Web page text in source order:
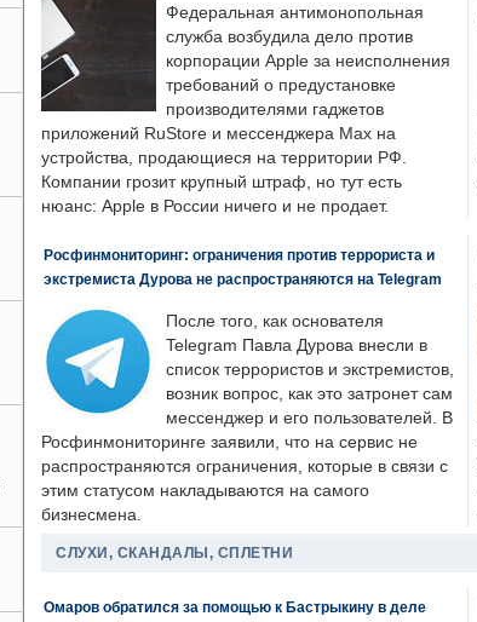
Федеральная антимонопольная
служба возбудила дело против
корпорации Apple за неисполнения
требований о предустановке
производителями гаджетов
приложений RuStore и мессенджера Max на
устройства, продающиеся на территории РФ.
Компании грозит крупный штраф, но тут есть
нюанс: Apple в России ничего и не продает.
Росфинмониторинг: ограничения против террориста и
экстремиста Дурова не распространяются на Telegram
После того, как основателя
Telegram Павла Дурова внесли в
список террористов и экстремистов,
возник вопрос, как это затронет сам
мессенджер и его пользователей. В
Росфинмониторинге заявили, что на сервис не
распространяются ограничения, которые в связи с
этим статусом накладываются на самого
бизнесмена.
СЛУХИ, СКАНДАЛЫ, СПЛЕТНИ
Омаров обратился за помощью к Бастрыкину в деле